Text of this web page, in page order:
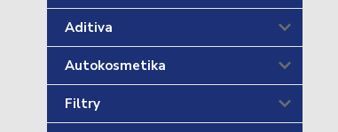
Aditiva
Autokosmetika
Filtry